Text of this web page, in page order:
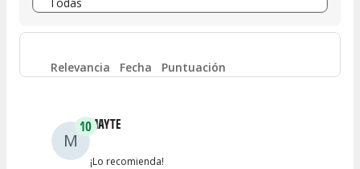
Entre 6 y 8 (58)
Entre 4 y 6 34
Entre 0 y 2
Relevancia Fecha Puntuación
M
10MAYTE
¡Lo recomienda!